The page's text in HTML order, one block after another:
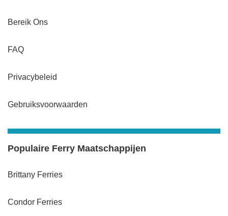
Bereik Ons
FAQ
Privacybeleid
Gebruiksvoorwaarden
Populaire Ferry Maatschappijen
Brittany Ferries
Condor Ferries